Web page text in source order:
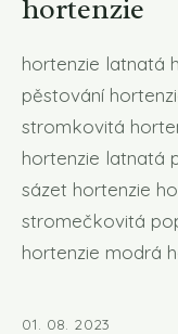
hortenzie
hortenzie latnatá
pěstování
stromkovitá
hortenzie latnatá
sázet hortenzie
stromečkovitá
hortenzie modrá
01. 08. 2023